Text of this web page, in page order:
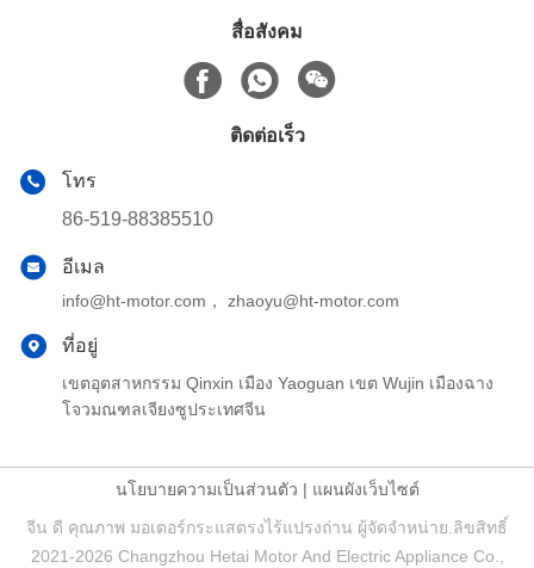
สื่อสังคม
ติดต่อเร็ว
โทร
86-519-88385510
อีเมล
info@ht-motor.com， zhaoyu@ht-motor.com
ที่อยู่
เขตอุตสาหกรรม Qinxin เมือง Yaoguan เขต Wujin เมืองฉาง
โจวมณฑลเจียงซูประเทศจีน
นโยบายความเป็นส่วนตัว | แผนผังเว็บไซต์
จีน ดี คุณภาพ มอเตอร์กระแสตรงไร้แปรงถ่าน ผู้จัดจําหน่าย.ลิขสิทธิ์
2021-2026 Changzhou Hetai Motor And Electric Appliance Co.,